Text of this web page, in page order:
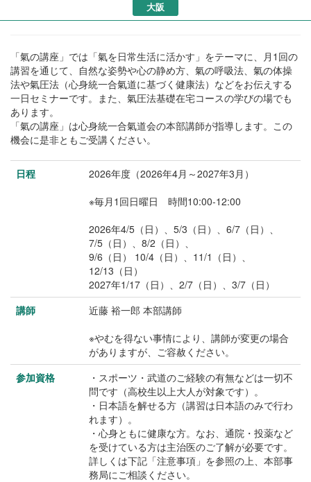
大阪
「氣の講座」では「氣を日常生活に活かす」をテーマに、月1回の
講習を通じて、自然な姿勢や心の静め方、氣の呼吸法、氣の体操
法や氣圧法（心身統一合氣道に基づく健康法）などをお伝えする
一日セミナーです。また、氣圧法基礎在宅コースの学びの場でも
あります。
「氣の講座」は心身統一合氣道会の本部講師が指導します。この
機会に是非ともご受講ください。
日程
2026年度（2026年4月～2027年3月）
※毎月1回日曜日 時間10:00-12:00
2026年4/5（日）、5/3（日）、6/7（日）、
7/5（日）、8/2（日）、
9/6（日） 10/4（日）、11/1（日）、
12/13（日）
2027年1/17（日）、2/7（日）、3/7（日）
講師
近藤 裕一郎 本部講師
※やむを得ない事情により、講師が変更の場合
がありますが、ご容赦ください。
参加資格
・スポーツ・武道のご経験の有無などは一切不
問です（高校生以上大人が対象です）。
・日本語を解せる方（講習は日本語のみで行わ
れます）。
・心身ともに健康な方。なお、通院・投薬など
を受けている方は主治医のご了解が必要です。
詳しくは下記「注意事項」を参照の上、本部事
務局にご相談ください。